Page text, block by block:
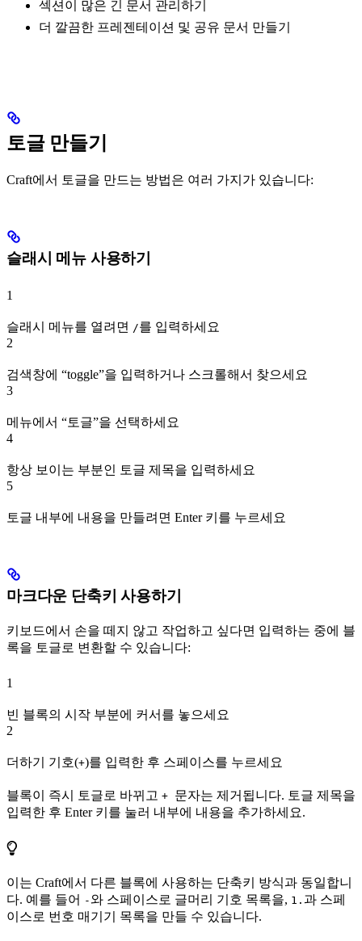
섹션이 많은 긴 문서 관리하기
더 깔끔한 프레젠테이션 및 공유 문서 만들기
토글 만들기
Craft에서 토글을 만드는 방법은 여러 가지가 있습니다:
슬래시 메뉴 사용하기
1
슬래시 메뉴를 열려면 /를 입력하세요
2
검색창에 “toggle”을 입력하거나 스크롤해서 찾으세요
3
메뉴에서 “토글”을 선택하세요
4
항상 보이는 부분인 토글 제목을 입력하세요
5
토글 내부에 내용을 만들려면 Enter 키를 누르세요
마크다운 단축키 사용하기
키보드에서 손을 떼지 않고 작업하고 싶다면 입력하는 중에 블
록을 토글로 변환할 수 있습니다:
1
빈 블록의 시작 부분에 커서를 놓으세요
2
더하기 기호(+)를 입력한 후 스페이스를 누르세요
블록이 즉시 토글로 바뀌고 + 문자는 제거됩니다. 토글 제목을
입력한 후 Enter 키를 눌러 내부에 내용을 추가하세요.
이는 Craft에서 다른 블록에 사용하는 단축키 방식과 동일합니
다. 예를 들어 -와 스페이스로 글머리 기호 목록을, 1. 과 스페
이스로 번호 매기기 목록을 만들 수 있습니다.